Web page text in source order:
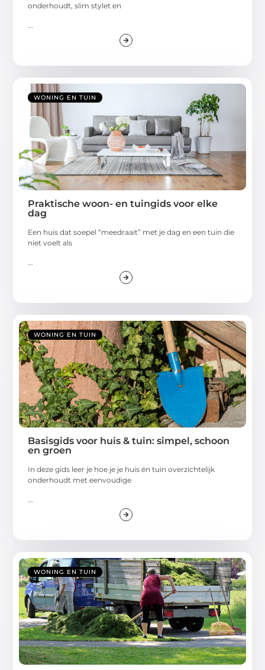
onderhoudt, slim stylet en
WONING EN TUIN
Praktische woon- en tuingids voor elke
dag
Een huis dat soepel “meedraait” met je dag en een tuin die
niet voelt als
WONING EN TUIN
Basisgids voor huis & tuin: simpel, schoon
en groen
In deze gids leer je hoe je je huis én tuin overzichtelijk
onderhoudt met eenvoudige
WONING EN TUIN